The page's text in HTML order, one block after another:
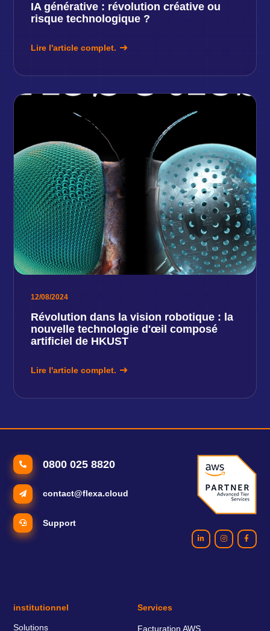
IA générative : révolution créative ou
risque technologique ?
Lire l'article complet.
12/08/2024
Révolution dans la vision robotique : la
nouvelle technologie d'œil composé
artificiel de HKUST
Lire l'article complet.
0800 025 8820
contact@flexa.cloud
Support
institutionnel
Solutions
Services
Facturation AWS